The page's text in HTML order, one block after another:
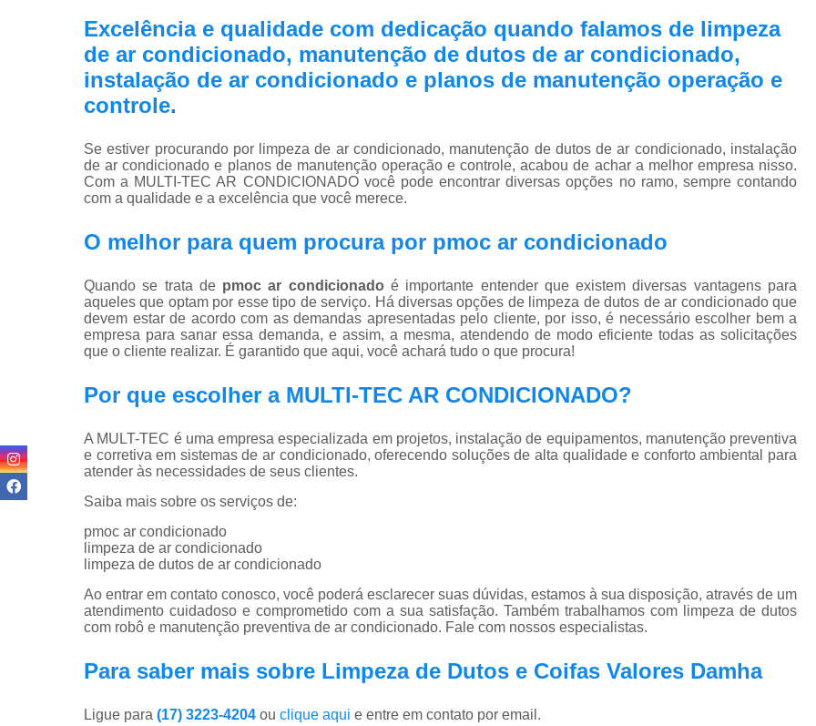
Pmoc
Pmoc Plano de Manutenção
Retrofit de Sistema de Ar
Sistema de Ar Condicionado
Sistema de Climatização Automatizado
Sistema de Climatização de
Sistema de Climatização São José do Rio
Excelência e qualidade com dedicação quando falamos de limpeza
de ar condicionado, manutenção de dutos de ar condicionado,
instalação de ar condicionado e planos de manutenção operação e
controle.
Se estiver procurando por limpeza de ar condicionado, manutenção de dutos de ar condicionado, instalação
de ar condicionado e planos de manutenção operação e controle, acabou de achar a melhor empresa nisso.
Com a MULTI-TEC AR CONDICIONADO você pode encontrar diversas opções no ramo, sempre contando
com a qualidade e a excelência que você merece.
O melhor para quem procura por pmoc ar condicionado
Quando se trata de pmoc ar condicionado é importante entender que existem diversas vantagens para
aqueles que optam por esse tipo de serviço. Há diversas opções de limpeza de dutos de ar condicionado que
devem estar de acordo com as demandas apresentadas pelo cliente, por isso, é necessário escolher bem a
empresa para sanar essa demanda, e assim, a mesma, atendendo de modo eficiente todas as solicitações
que o cliente realizar. É garantido que aqui, você achará tudo o que procura!
Por que escolher a MULTI-TEC AR CONDICIONADO?
A MULT-TEC é uma empresa especializada em projetos, instalação de equipamentos, manutenção preventiva
e corretiva em sistemas de ar condicionado, oferecendo soluções de alta qualidade e conforto ambiental para
atender às necessidades de seus clientes.
Saiba mais sobre os serviços de:
pmoc ar condicionado
limpeza de ar condicionado
limpeza de dutos de ar condicionado
Ao entrar em contato conosco, você poderá esclarecer suas dúvidas, estamos à sua disposição, através de um
atendimento cuidadoso e comprometido com a sua satisfação. Também trabalhamos com limpeza de dutos
com robô e manutenção preventiva de ar condicionado. Fale com nossos especialistas.
Para saber mais sobre Limpeza de Dutos e Coifas Valores Damha
Ligue para (17) 3223-4204 ou clique aqui e entre em contato por email.